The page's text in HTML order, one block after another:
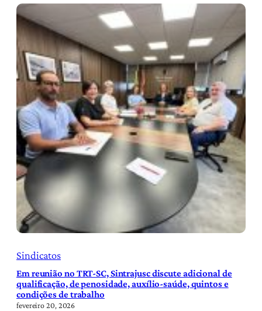
Sindicatos
Em reunião no TRT-SC, Sintrajusc discute adicional de
qualificação, de penosidade, auxílio-saúde, quintos e
condições de trabalho
fevereiro 20, 2026